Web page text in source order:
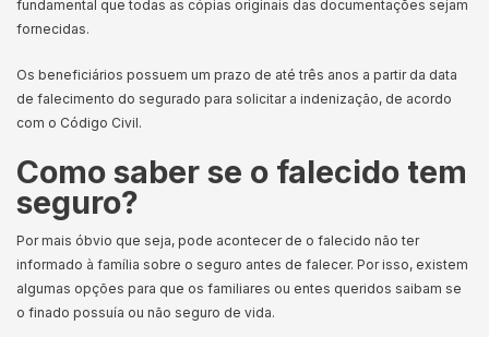
fundamental que todas as cópias originais das documentações sejam
fornecidas.
Os beneficiários possuem um prazo de até três anos a partir da data
de falecimento do segurado para solicitar a indenização, de acordo
com o Código Civil.
Como saber se o falecido tem
seguro?
Por mais óbvio que seja, pode acontecer de o falecido não ter
informado à família sobre o seguro antes de falecer. Por isso, existem
algumas opções para que os familiares ou entes queridos saibam se
o finado possuía ou não seguro de vida.